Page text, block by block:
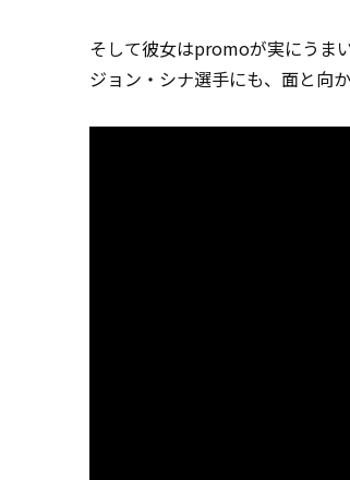
そして彼女はpromoが実にうま
ジョン・シナ選手にも、面と向